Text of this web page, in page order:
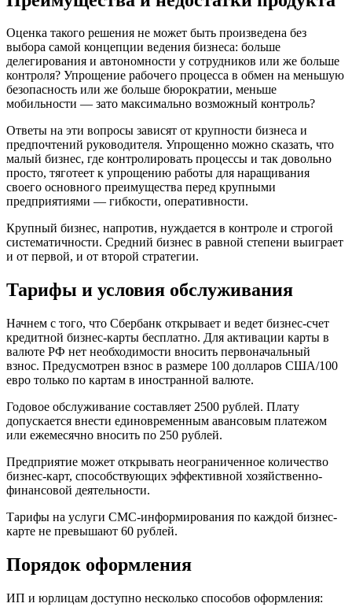
Оценка такого решения не может быть произведена без
выбора самой концепции ведения бизнеса: больше
делегирования и автономности у сотрудников или же больше
контроля? Упрощение рабочего процесса в обмен на меньшую
безопасность или же больше бюрократии, меньше
мобильности — зато максимально возможный контроль?
Ответы на эти вопросы зависят от крупности бизнеса и
предпочтений руководителя. Упрощенно можно сказать, что
малый бизнес, где контролировать процессы и так довольно
просто, тяготеет к упрощению работы для наращивания
своего основного преимущества перед крупными
предприятиями — гибкости, оперативности.
Крупный бизнес, напротив, нуждается в контроле и строгой
систематичности. Средний бизнес в равной степени выиграет
и от первой, и от второй стратегии.
Тарифы и условия обслуживания
Начнем с того, что Сбербанк открывает и ведет бизнес-счет
кредитной бизнес-карты бесплатно. Для активации карты в
валюте РФ нет необходимости вносить первоначальный
взнос. Предусмотрен взнос в размере 100 долларов США/100
евро только по картам в иностранной валюте.
Годовое обслуживание составляет 2500 рублей. Плату
допускается внести единовременным авансовым платежом
или ежемесячно вносить по 250 рублей.
Предприятие может открывать неограниченное количество
бизнес-карт, способствующих эффективной хозяйственно-
финансовой деятельности.
Тарифы на услуги СМС-информирования по каждой бизнес-
карте не превышают 60 рублей.
Порядок оформления
ИП и юрлицам доступно несколько способов оформления: